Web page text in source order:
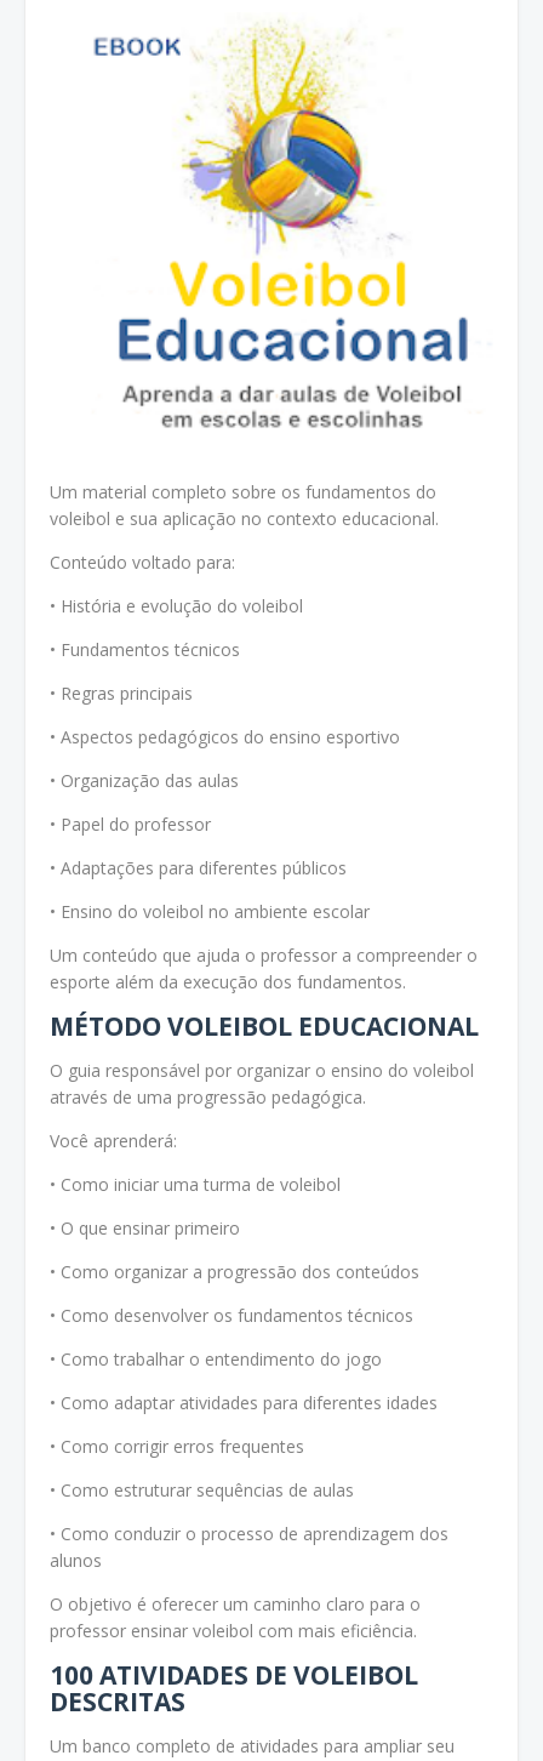
Um material completo sobre os fundamentos do
voleibol e sua aplicação no contexto educacional.
Conteúdo voltado para:
• História e evolução do voleibol
• Fundamentos técnicos
• Regras principais
• Aspectos pedagógicos do ensino esportivo
• Organização das aulas
• Papel do professor
• Adaptações para diferentes públicos
• Ensino do voleibol no ambiente escolar
Um conteúdo que ajuda o professor a compreender o
esporte além da execução dos fundamentos.
MÉTODO VOLEIBOL EDUCACIONAL
O guia responsável por organizar o ensino do voleibol
através de uma progressão pedagógica.
Você aprenderá:
• Como iniciar uma turma de voleibol
• O que ensinar primeiro
• Como organizar a progressão dos conteúdos
• Como desenvolver os fundamentos técnicos
• Como trabalhar o entendimento do jogo
• Como adaptar atividades para diferentes idades
• Como corrigir erros frequentes
• Como estruturar sequências de aulas
• Como conduzir o processo de aprendizagem dos
alunos
O objetivo é oferecer um caminho claro para o
professor ensinar voleibol com mais eficiência.
100 ATIVIDADES DE VOLEIBOL
DESCRITAS
Um banco completo de atividades para ampliar seu